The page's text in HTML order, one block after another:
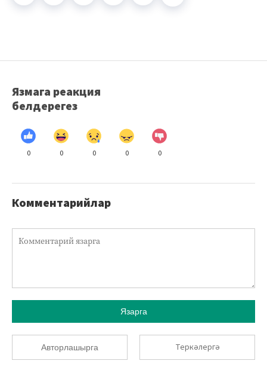
Язмага реакция
белдерегез
0 0 0 0 0
Комментарийлар
Язарга
Авторлашырга Теркәлергә